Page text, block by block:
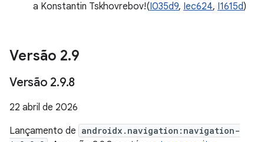
a Konstantin Tskhovrebov!(I035d9, Iec624, I1615d)
Versão 2.9
Versão 2.9.8
22 abril de 2026
Lançamento de androidx.navigation:navigation-